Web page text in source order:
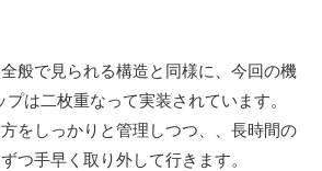
般で見られる構造と同様に、今回の機
は二枚重なって実装されています。
をしっかりと管理しつつ、、長時間の
つ手早く取り外して行きます。